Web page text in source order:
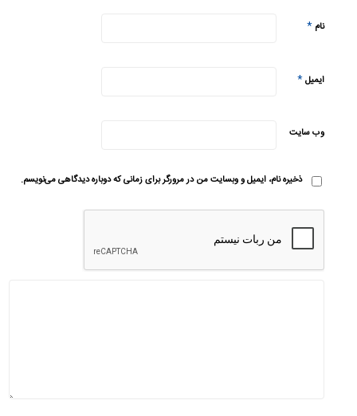
نام*
ایمیل*
وب‌ سایت
ذخیره نام، ایمیل و وبسایت من در مرورگر برای زمانی که دوباره دیدگاهی می‌نویسم.